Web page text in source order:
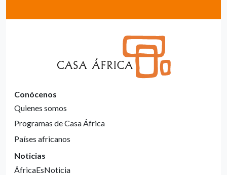
Conócenos
Quienes somos
Programas de Casa África
Países africanos
Noticias
ÁfricaEsNoticia